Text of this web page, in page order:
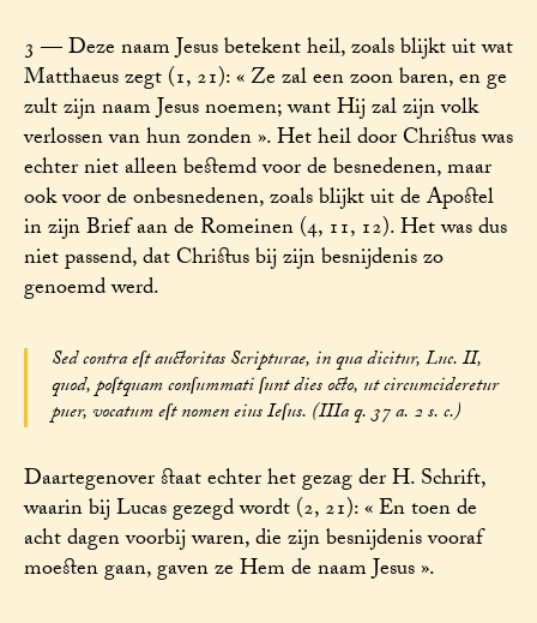
3 — Deze naam Jesus betekent heil, zoals blijkt uit wat
Matthaeus zegt (1, 21): « Ze zal een zoon baren, en ge
zult zijn naam Jesus noemen; want Hij zal zijn volk
verlossen van hun zonden ». Het heil door Christus was
echter niet alleen bestemd voor de besnedenen, maar
ook voor de onbesnedenen, zoals blijkt uit de Apostel
in zijn Brief aan de Romeinen (4, 11, 12). Het was dus
niet passend, dat Christus bij zijn besnijdenis zo
genoemd werd.
Sed contra eſt auctoritas Scripturae, in qua dicitur, Luc. II,
quod, poſtquam conſummati ſunt dies octo, ut circumcideretur
puer, vocatum eſt nomen eius Ieſus. (IIIa q. 37 a. 2 s. c.)
Daartegenover staat echter het gezag der H. Schrift,
waarin bij Lucas gezegd wordt (2, 21): « En toen de
acht dagen voorbij waren, die zijn besnijdenis vooraf
moesten gaan, gaven ze Hem de naam Jesus ».